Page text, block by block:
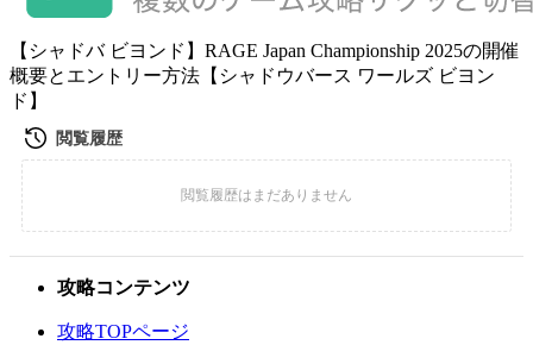
【シャドバ ビヨンド】RAGE Japan Championship 2025の開催
概要とエントリー方法【シャドウバース ワールズ ビヨン
ド】
攻略コンテンツ
攻略TOPページ